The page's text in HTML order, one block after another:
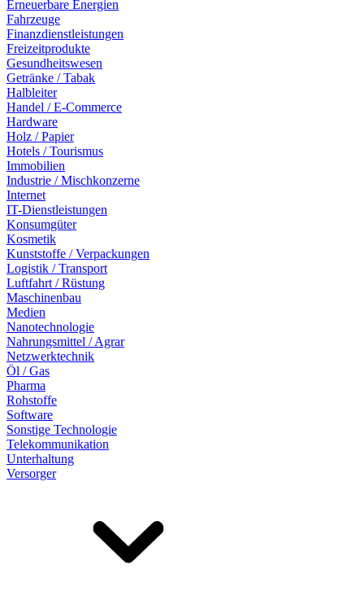
Erneuerbare Energien
Fahrzeuge
Finanzdienstleistungen
Freizeitprodukte
Gesundheitswesen
Getränke / Tabak
Halbleiter
Handel / E-Commerce
Hardware
Holz / Papier
Hotels / Tourismus
Immobilien
Industrie / Mischkonzerne
Internet
IT-Dienstleistungen
Konsumgüter
Kosmetik
Kunststoffe / Verpackungen
Logistik / Transport
Luftfahrt / Rüstung
Maschinenbau
Medien
Nanotechnologie
Nahrungsmittel / Agrar
Netzwerktechnik
Öl / Gas
Pharma
Rohstoffe
Software
Sonstige Technologie
Telekommunikation
Unterhaltung
Versorger